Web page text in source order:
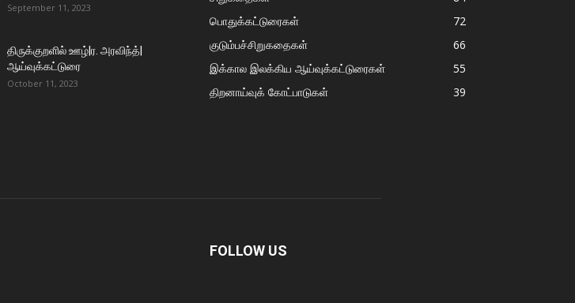
September 11, 2023
திருக்குறளில் ஊழ்|ர. அரவிந்த்|
ஆய்வுக்கட்டுரை
October 11, 2023
பொதுக்கட்டுரைகள்
72
குடும்பச்சிறுகதைகள்
66
இக்கால இலக்கிய ஆய்வுக்கட்டுரைகள்
55
திறனாய்வுக் கோட்பாடுகள்
39
FOLLOW US